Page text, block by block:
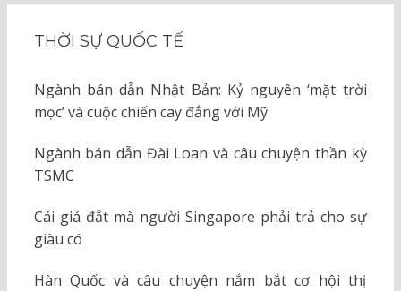
THỜI SỰ QUỐC TẾ
Ngành bán dẫn Nhật Bản: Kỷ nguyên ‘mặt trời
mọc’ và cuộc chiến cay đắng với Mỹ
Ngành bán dẫn Đài Loan và câu chuyện thần kỳ
TSMC
Cái giá đắt mà người Singapore phải trả cho sự
giàu có
Hàn Quốc và câu chuyện nắm bắt cơ hội thị